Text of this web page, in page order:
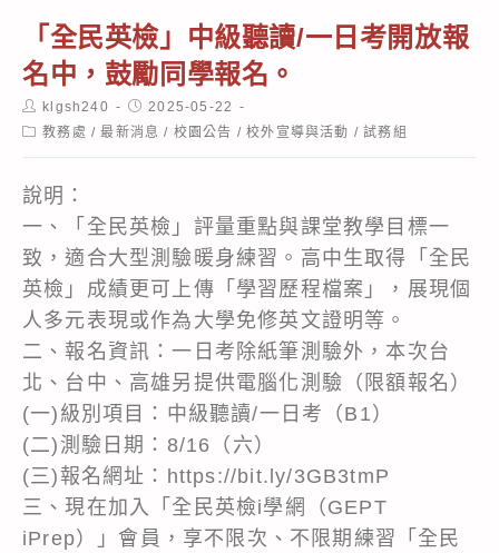
「全民英檢」中級聽讀/一日考開放報
名中，鼓勵同學報名。
Post
author:
klgsh240
Post
published:
2025-05-22
Post教務處 / 最新消息 / 校園公告 / 校外宣導與活動 / 試務組
說明：
一、「全民英檢」評量重點與課堂教學目標一
致，適合大型測驗暖身練習。高中生取得「全民
英檢」成績更可上傳「學習歷程檔案」，展現個
人多元表現或作為大學免修英文證明等。
二、報名資訊：一日考除紙筆測驗外，本次台
北、台中、高雄另提供電腦化測驗（限額報名）
(一)級別項目：中級聽讀/一日考（B1）
(二)測驗日期：8/16（六）
(三)報名網址：https://bit.ly/3GB3tmP
三、現在加入「全民英檢i學網（GEPT
iPrep）」會員，享不限次、不限期練習「全民